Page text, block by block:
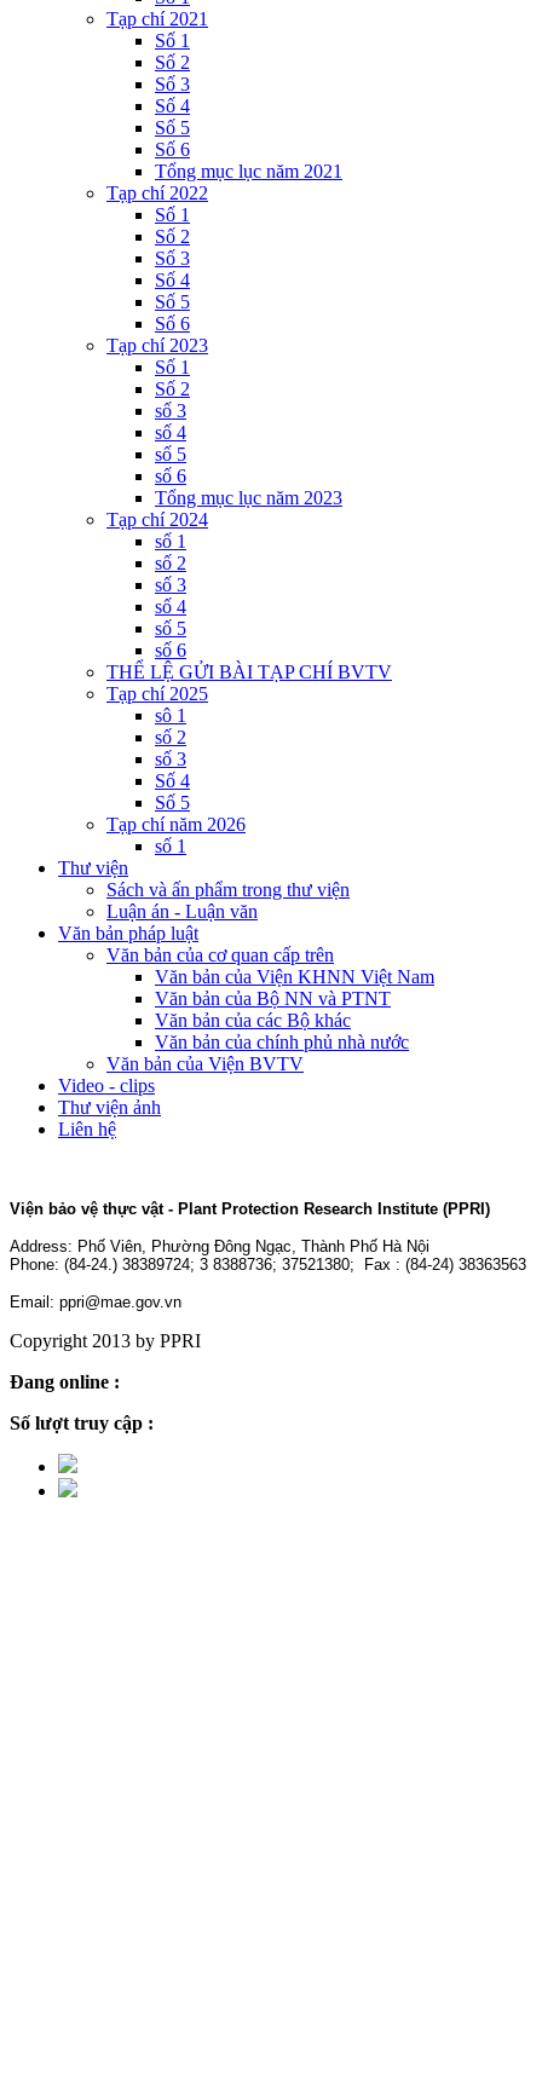
Tạp chí 2021
Số 1
Số 2
Số 3
Số 4
Số 5
Số 6
Tổng mục lục năm 2021
Tạp chí 2022
Số 1
Số 2
Số 3
Số 4
Số 5
Số 6
Tạp chí 2023
Số 1
Số 2
số 3
số 4
số 5
số 6
Tổng mục lục năm 2023
Tạp chí 2024
số 1
số 2
số 3
số 4
số 5
số 6
THỂ LỆ GỬI BÀI TẠP CHÍ BVTV
Tạp chí 2025
sô 1
số 2
số 3
Số 4
Số 5
Tạp chí năm 2026
số 1
Thư viện
Sách và ấn phẩm trong thư viện
Luận án - Luận văn
Văn bản pháp luật
Văn bản của cơ quan cấp trên
Văn bản của Viện KHNN Việt Nam
Văn bản của Bộ NN và PTNT
Văn bản của các Bộ khác
Văn bản của chính phủ nhà nước
Văn bản của Viện BVTV
Video - clips
Thư viện ảnh
Liên hệ
Viện bảo vệ thực vật - Plant Protection Research Institute (PPRI)
Address: Phố Viên, Phường Đông Ngạc, Thành Phố Hà Nội
Phone: (84-24.) 38389724; 3 8388736; 37521380; Fax : (84-24) 38363563
Email: ppri@mae.gov.vn
Copyright 2013 by PPRI
Đang online :
Số lượt truy cập :